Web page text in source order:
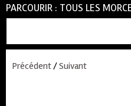
PARCOURIR : TOUS LES
Précédent/Suivant